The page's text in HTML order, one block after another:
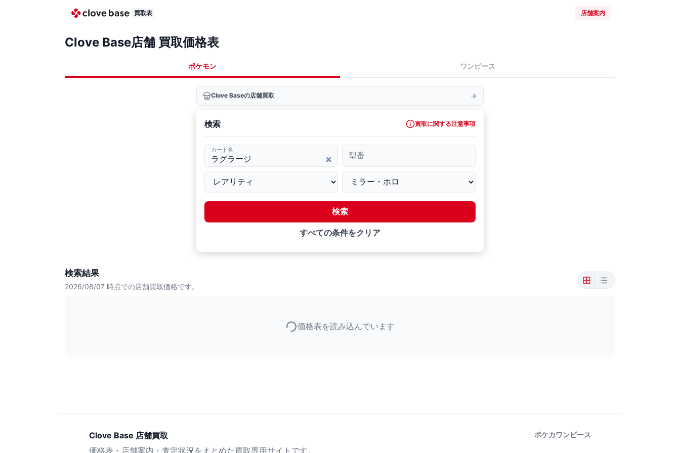
買取表 店舗案内
Clove Base店舗 買取価格表
ポケモン ワンピース
Clove Baseの店舗買取
検索 買取に関する注意事項
カード名
型番
検索
すべての条件をクリア
検索結果
2026/08/07 時点での店舗買取価格です。
価格表を読み込んでいます
Clove Base 店舗買取
価格表・店舗案内・査定状況をまとめた買取専用サイトです。
ポケカワンピース